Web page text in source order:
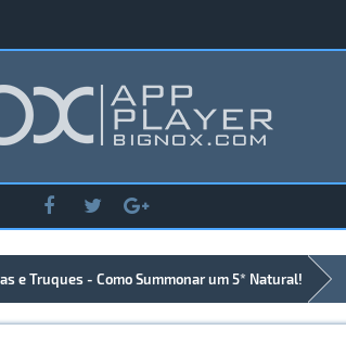
e Truques - Como Summonar um 5* Natural!